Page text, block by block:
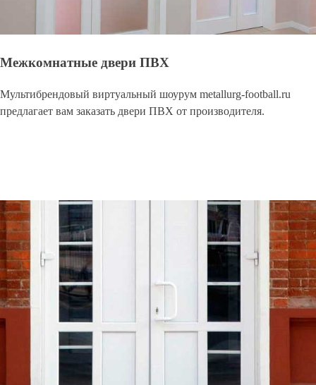
Межкомнатные двери ПВХ
Мультибрендовый виртуальный шоурум metallurg-football.ru
предлагает вам заказать двери ПВХ от производителя.